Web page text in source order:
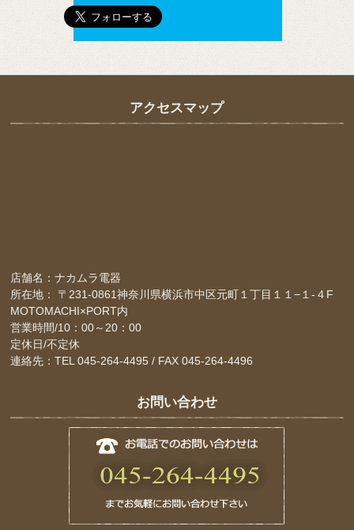
アクセスマップ
店舗名：ナカムラ電器
所在地： 〒231-0861神奈川県横浜市中区元町１丁目１１−１-４F
MOTOMACHI×PORT内
営業時間/10：00～20：00
定休日/不定休
連絡先：TEL 045-264-4495 / FAX 045-264-4496
お問い合わせ